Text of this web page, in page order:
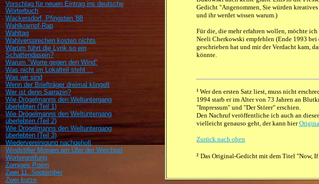
Vorschlag für neuen Eintrag ins deutsche
Wörterbuch
Wackersdorf, Pfingsten '88
Wahlkrampf-Rap
Wahltag
Wahlversprechen kosten nichts
Warum führt die Lyrik so ein
Schattendasein?
Warum "Worte gegen den Wind"
Was nicht im Lokalteil steht ...
Was wir sind
Wenn der Briefträger dreimal klingelt
Wer ist denn Sarrazin?
Wie Drögelmanns den Weltuntergang
überlebten (Teil 1)
Wie Drögelmanns den Weltuntergang
überlebten (Teil 2)
Wie Drögelmanns den Weltuntergang
überlebten (Teil 3)
Wiedervereinigung nachgeholt
Windstiller Morgen am Ufer der Weichsel
Wortergreifung
Zorniges Poem
Zwei 11. September
Zwei kurze
Gedicht "Angenommen, Sie würden
und ihr werdet wissen warum.)
Für die, die mehr erfahren wollen, möchte
Neeli Cherkowski empfehlen (Ende 1993
geschrieben hat und mir der Verdacht kam,
könnte.
1 Wer den ersten Satz liest, muss nicht
1994 starb er im Alter von 73 Jahren an
"Impressum" und "Der Störer" erschien.
Den Nachruf veröffentliche ich auch an
vielleicht genauso geht, der kann hier
Zurück nach oben
2 Das Original-Gedicht mit dem Titel "Now,